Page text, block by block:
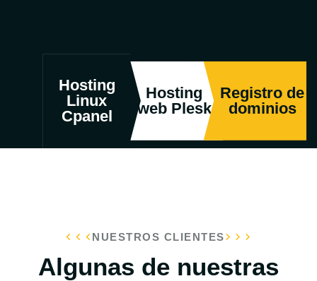
Hosting
Linux
Cpanel
Hosting
web Plesk
Registro de
dominios
NUESTROS CLIENTES
Algunas de nuestras